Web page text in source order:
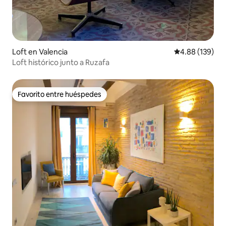
Loft en Valencia Calificación
4.88 (139)
Loft histórico junto a Ruzafa
Favorito entre huéspedes
Favorito entre huéspedes